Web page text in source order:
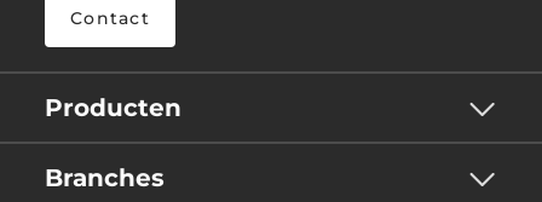
Contact
Producten
Branches